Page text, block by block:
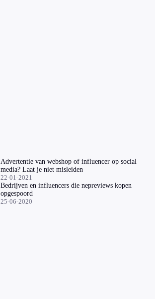
Advertentie van webshop of influencer op social
media? Laat je niet misleiden
22-01-2021
Bedrijven en influencers die nepreviews kopen
opgespoord
25-06-2020